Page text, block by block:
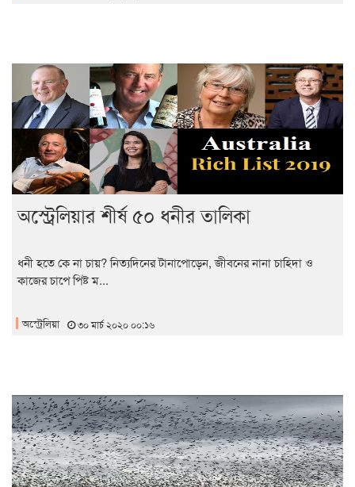
অস্ট্রেলিয়ার শীর্ষ ৫০ ধনীর তালিকা
ধনী হতে কে না চায়? নিত্যদিনের টানাপোড়েন, জীবনের নানা চাহিদা ও
কাজের চাপে পিষ্ট ম...
অস্ট্রেলিয়া ৩০ মার্চ ২০২০ ০০:১৬